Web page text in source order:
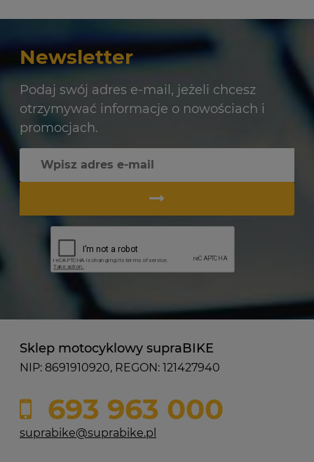
Newsletter
Podaj swój adres e-mail, jeżeli chcesz
otrzymywać informacje o nowościach i
promocjach.
Sklep motocyklowy supraBIKE
NIP: 8691910920, REGON: 121427940
693 963 000
suprabike@suprabike.pl